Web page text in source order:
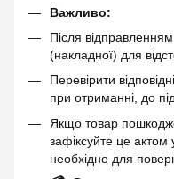
Важливо:
Після
(накладної) для
Перевірити
при отриманні, до
Якщо товар
зафіксуйте це актом
необхідно для